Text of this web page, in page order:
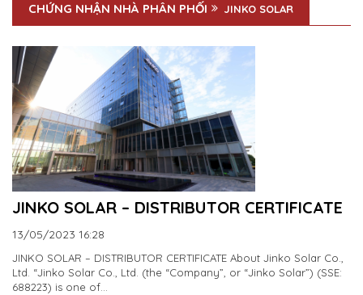
CHỨNG NHẬN NHÀ PHÂN PHỐI JINKO SOLAR
JINKO SOLAR – DISTRIBUTOR CERTIFICATE
13/05/2023 16:28
JINKO SOLAR – DISTRIBUTOR CERTIFICATE About Jinko Solar Co.,
Ltd. “Jinko Solar Co., Ltd. (the “Company”, or “Jinko Solar”) (SSE:
688223) is one of...